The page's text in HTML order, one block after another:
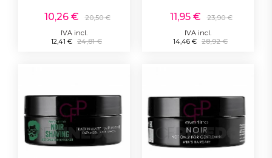
10,26 €
20,50 €
IVA incl.
12,41 € 24,81 €
11,95 €
23,90 €
IVA incl.
14,46 € 28,92 €